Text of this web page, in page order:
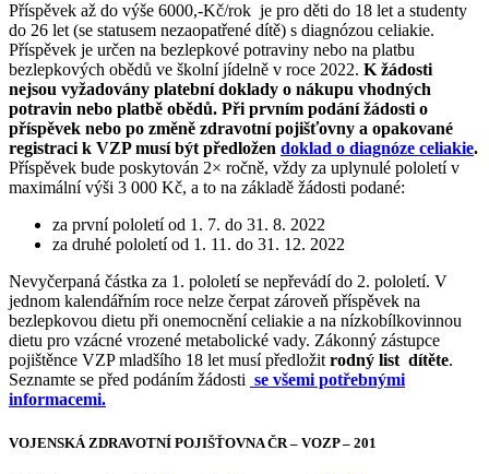
Příspěvek až do výše 6000,-Kč/rok je pro děti do 18 let a studenty
do 26 let (se statusem nezaopatřené dítě) s diagnózou celiakie.
Příspěvek je určen na bezlepkové potraviny nebo na platbu
bezlepkových obědů ve školní jídelně v roce 2022. K žádosti
nejsou vyžadovány platební doklady o nákupu vhodných
potravin nebo platbě obědů. Při prvním podání žádosti o
příspěvek nebo po změně zdravotní pojišťovny a opakované
registraci k VZP musí být předložen doklad o diagnóze celiakie.
Příspěvek bude poskytován 2× ročně, vždy za uplynulé pololetí v
maximální výši 3 000 Kč, a to na základě žádosti podané:
za první pololetí od 1. 7. do 31. 8. 2022
za druhé pololetí od 1. 11. do 31. 12. 2022
Nevyčerpaná částka za 1. pololetí se nepřevádí do 2. pololetí. V
jednom kalendářním roce nelze čerpat zároveň příspěvek na
bezlepkovou dietu při onemocnění celiakie a na nízkobílkovinnou
dietu pro vzácné vrozené metabolické vady. Zákonný zástupce
pojištěnce VZP mladšího 18 let musí předložit rodný list dítěte.
Seznamte se před podáním žádosti se všemi potřebnými
informacemi.
VOJENSKÁ ZDRAVOTNÍ POJIŠŤOVNA ČR – VOZP – 201